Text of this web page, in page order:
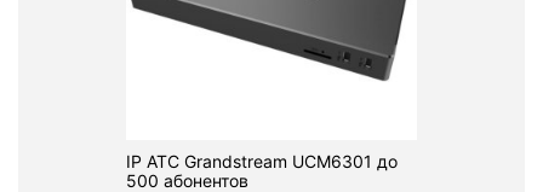
IP АТС Grandstream UCM6301 до
500 абонентов